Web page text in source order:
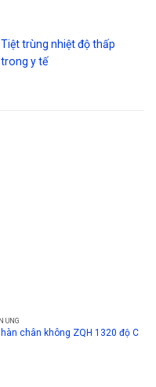
Tiệt trùng nhiệt độ thấp
trong y tế
NUNG
hàn chân không ZQH 1320 độ C